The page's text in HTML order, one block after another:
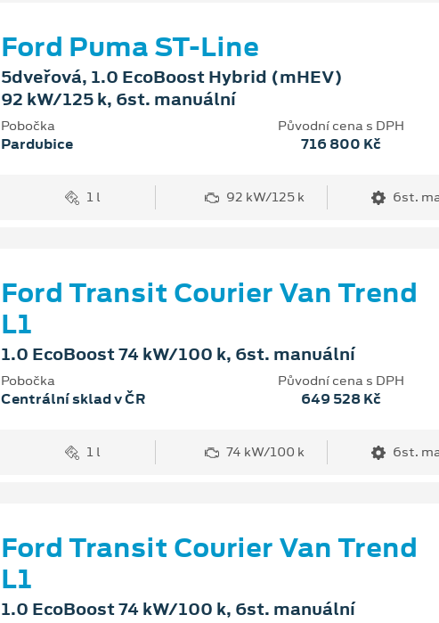
Ford Puma ST-Line
5dveřová, 1.0 EcoBoost Hybrid (mHEV)
92 kW/125 k, 6st. manuální
Pobočka
Pardubice
Původní cena s DPH
716 800 Kč
1 l 92 kW/125 k 6st.
Ford Transit Courier Van Trend
L1
1.0 EcoBoost 74 kW/100 k, 6st. manuální
Pobočka
Centrální sklad v ČR
Původní cena s DPH
649 528 Kč
1 l 74 kW/100 k 6st.
Ford Transit Courier Van Trend
L1
1.0 EcoBoost 74 kW/100 k, 6st. manuální